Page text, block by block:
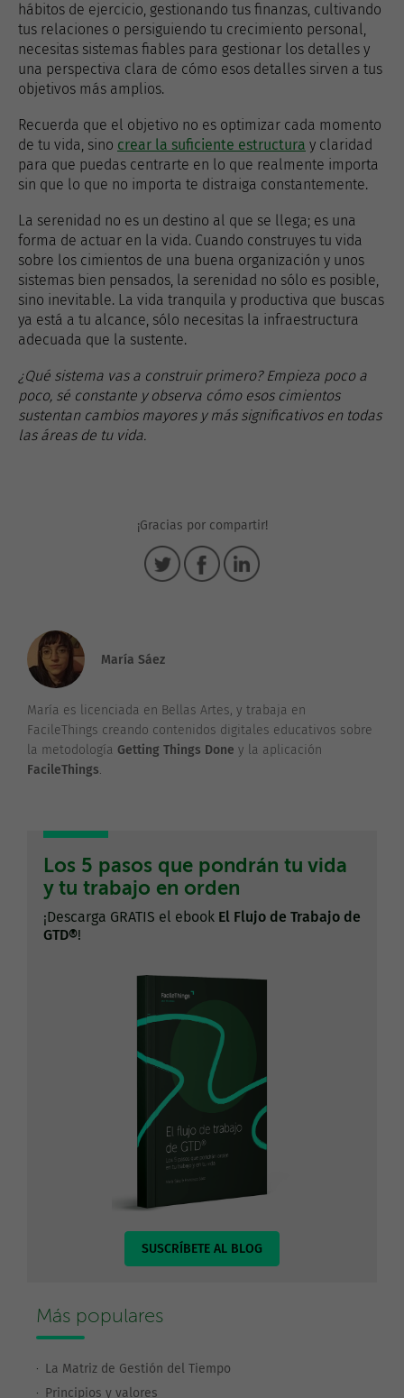
hábitos de ejercicio, gestionando tus finanzas, cultivando
tus relaciones o persiguiendo tu crecimiento personal,
necesitas sistemas fiables para gestionar los detalles y
una perspectiva clara de cómo esos detalles sirven a tus
objetivos más amplios.
Recuerda que el objetivo no es optimizar cada momento
de tu vida, sino crear la suficiente estructura y claridad
para que puedas centrarte en lo que realmente importa
sin que lo que no importa te distraiga constantemente.
La serenidad no es un destino al que se llega; es una
forma de actuar en la vida. Cuando construyes tu vida
sobre los cimientos de una buena organización y unos
sistemas bien pensados, la serenidad no sólo es posible,
sino inevitable. La vida tranquila y productiva que buscas
ya está a tu alcance, sólo necesitas la infraestructura
adecuada que la sustente.
¿Qué sistema vas a construir primero? Empieza poco a
poco, sé constante y observa cómo esos cimientos
sustentan cambios mayores y más significativos en todas
las áreas de tu vida.
¡Gracias por compartir!
María Sáez
María es licenciada en Bellas Artes, y trabaja en
FacileThings creando contenidos digitales educativos sobre
la metodología Getting Things Done y la aplicación
FacileThings.
Los 5 pasos que pondrán tu vida
y tu trabajo en orden
¡Descarga GRATIS el ebook El Flujo de Trabajo de
GTD®!
SUSCRÍBETE AL BLOG
Más populares
La Matriz de Gestión del Tiempo
Principios y valores